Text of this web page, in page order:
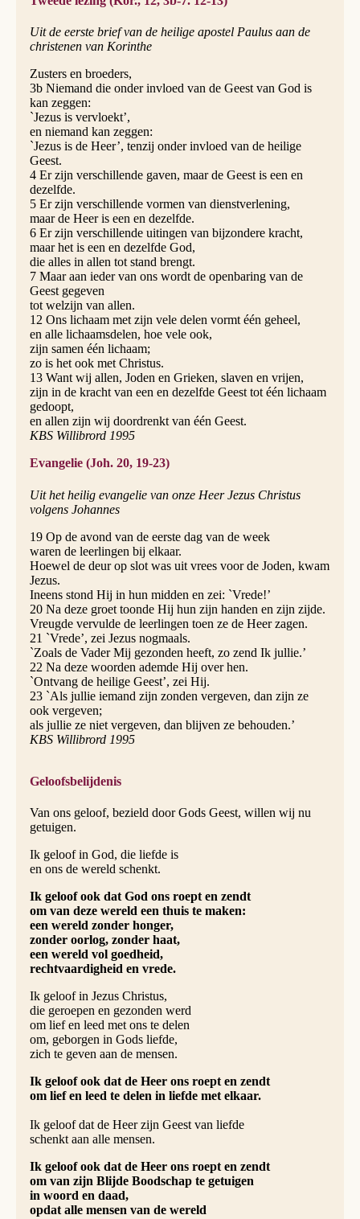
Uit de eerste brief van de heilige apostel Paulus aan de
christenen van Korinthe
Zusters en broeders,
3b Niemand die onder invloed van de Geest van God is
kan zeggen:
`Jezus is vervloekt’,
en niemand kan zeggen:
`Jezus is de Heer’, tenzij onder invloed van de heilige
Geest.
4 Er zijn verschillende gaven, maar de Geest is een en
dezelfde.
5 Er zijn verschillende vormen van dienstverlening,
maar de Heer is een en dezelfde.
6 Er zijn verschillende uitingen van bijzondere kracht,
maar het is een en dezelfde God,
die alles in allen tot stand brengt.
7 Maar aan ieder van ons wordt de openbaring van de
Geest gegeven
tot welzijn van allen.
12 Ons lichaam met zijn vele delen vormt één geheel,
en alle lichaamsdelen, hoe vele ook,
zijn samen één lichaam;
zo is het ook met Christus.
13 Want wij allen, Joden en Grieken, slaven en vrijen,
zijn in de kracht van een en dezelfde Geest tot één lichaam
gedoopt,
en allen zijn wij doordrenkt van één Geest.
KBS Willibrord 1995
Evangelie (Joh. 20, 19-23)
Uit het heilig evangelie van onze Heer Jezus Christus
volgens Johannes
19 Op de avond van de eerste dag van de week
waren de leerlingen bij elkaar.
Hoewel de deur op slot was uit vrees voor de Joden, kwam
Jezus.
Ineens stond Hij in hun midden en zei: `Vrede!’
20 Na deze groet toonde Hij hun zijn handen en zijn zijde.
Vreugde vervulde de leerlingen toen ze de Heer zagen.
21 `Vrede’, zei Jezus nogmaals.
`Zoals de Vader Mij gezonden heeft, zo zend Ik jullie.’
22 Na deze woorden ademde Hij over hen.
`Ontvang de heilige Geest’, zei Hij.
23 `Als jullie iemand zijn zonden vergeven, dan zijn ze
ook vergeven;
als jullie ze niet vergeven, dan blijven ze behouden.’
KBS Willibrord 1995
Geloofsbelijdenis
Van ons geloof, bezield door Gods Geest, willen wij nu
getuigen.
Ik geloof in God, die liefde is
en ons de wereld schenkt.
Ik geloof ook dat God ons roept en zendt
om van deze wereld een thuis te maken:
een wereld zonder honger,
zonder oorlog, zonder haat,
een wereld vol goedheid,
rechtvaardigheid en vrede.
Ik geloof in Jezus Christus,
die geroepen en gezonden werd
om lief en leed met ons te delen
om, geborgen in Gods liefde,
zich te geven aan de mensen.
Ik geloof ook dat de Heer ons roept en zendt
om lief en leed te delen in liefde met elkaar.
Ik geloof dat de Heer zijn Geest van liefde
schenkt aan alle mensen.
Ik geloof ook dat de Heer ons roept en zendt
om van zijn Blijde Boodschap te getuigen
in woord en daad,
opdat alle mensen van de wereld